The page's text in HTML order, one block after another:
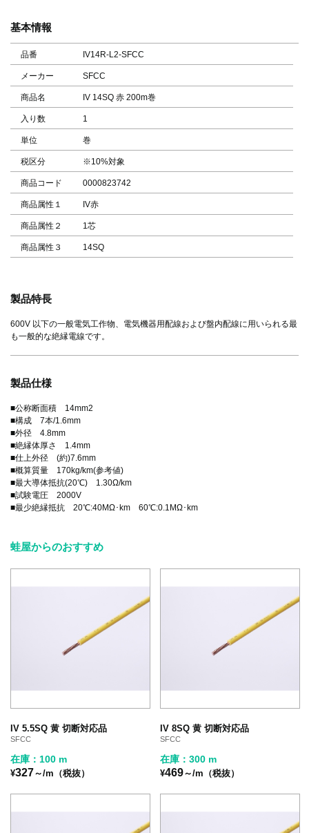
基本情報
品番 IV14R-L2-SFCC
メーカー SFCC
商品名 IV 14SQ 赤 200m巻
入り数 1
単位 巻
税区分 ※10%対象
商品コード 0000823742
商品属性１ IV赤
商品属性２ 1芯
商品属性３ 14SQ
製品特長
600V 以下の一般電気工作物、電気機器用配線および盤内配線に用いられる最
も一般的な絶縁電線です。
製品仕様
■公称断面積 14mm2
■構成 7本/1.6mm
■外径 4.8mm
■絶縁体厚さ 1.4mm
■仕上外径 (約)7.6mm
■概算質量 170kg/km(参考値)
■最大導体抵抗(20℃) 1.30Ω/km
■試験電圧 2000V
■最少絶縁抵抗 20℃:40MΩ･km 60℃:0.1MΩ･km
蛙屋からのおすすめ
IV 5.5SQ 黄 切断対応品
SFCC
在庫：100 m
¥327～/m（税抜）
IV 8SQ 黄 切断対応品
SFCC
在庫：300 m
¥469～/m（税抜）